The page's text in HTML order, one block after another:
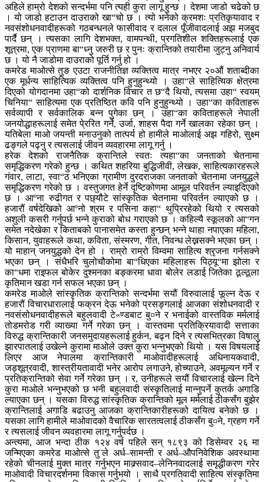
अहिले हाम्रो देशको सन्दर्भमा पनि त्यही कुरा लागू हुन्छ । देशमा जाडो चढेको छ
। यो जाडो हटाउन दाउराको खा“चो छ । त्यो भनेको क्रमशः प्रतिकृयावाद र
नवसंशोधनवादीहरूको गठबन्धनले फासीवाद र दलाल पूँजीवादलाई अझ मजबुद
पार्दै छन् । त्यसका लागि देशभक्त, वामपन्थी, प्रगतिशील शक्तिहरूलाई एक
शूत्रमा, एक प्राणमा बा“ध्नु जरुरी छ र पुनः क्रान्तिको तयारीमा जुट्नु अनिवार्य
छ । यो नै जाडोमा दाउराको पूर्ति गर्नु हो ।
कमरेड माओत्से तुङ एउटा राजनीतिज्ञ व्यक्तित्व मात्र नभएर २०औं शताब्दीका
एक मूर्धन्य साहित्यिक व्यक्तित्व पनि हुनुहुन्थ्यो । उहा“ले साहित्यिक क्षेत्रमा
दिएको योगदानमा उहा“को दार्शनिक विचार त छ“दै थियो, त्यसमा उहा“ स्वयम्
चिनिया“ साहित्यमा एक प्रतिष्ठित कवि पनि हुनुहुन्थ्यो । उहा“का कविताहरू
सर्वव्यापी र सर्वकालिक बन्न पुगेका छन् । उहा“का कविताहरूले नेपाली
जनयोद्धाहरूलाई समेत पे्ररित गर्ने, उर्जा, शाहस पैदा गर्ने खालका रहेका छन् ।
यतिबेला माओ जयन्ती मनाउनुको तात्पर्य हो हामीले माओलाई अझ गहिरो, सुक्ष्म
ढङ्गले पढ्नु र त्यसलाई जीवन व्यवहारमा लागू गर्नु ।
हरेक देशको राजनैतिक क्रान्तिले स्वतः त्यहा“का जनताको चेतनामा
समृद्धिकरण गरेको हुन्छ । कथित शहरिया बुद्धिजीवी, लेखक, साहित्यकारहरूले
गंवार, लाटा, स्वा“ठ भनिएका ग्रामीण दुरदराजका जनताको चेतनामा जनयुद्धले
समृद्धिकरण गरेको छ । वस्तुजगत हेर्ने दृष्टिकोणमा आमूल परिवर्तन ल्याइदिएको
छ । आºना रुढीगत र पछ्यौटे सांस्कृतिक चेतनामा परिवर्तन ल्याएको छ ।
हजारौं वर्षदेखिको आºनो श्रम र पसिना कहा“ थुप्रिरहेको थियो र त्यसको
अशुली कसरी गर्नुपर्छ भन्ने कुराको बोध गराएको छ । कहिल्यै स्कूलको आ“गन
समेत नदेखेका र किताबको पानासमेत कस्ता हुन्छन् भन्ने थाहा नपाएका महिला,
किसान, युवाहरूले कथा, कविता, संस्मरण, गीत, निवन्ध लेख्नसक्ने भएका छन् ।
यो माहान् जनयुद्धको देन हो । राम्रो राम्रो विम्वमा साहित्य श्रृजना गर्नसक्ने
भएका छन् । संधैभरि चुलोचौकोमा बा“धिएका महिलाहरू पिठ्यू“मा झोला र
का“धमा राइफल बोकेर दुश्मनका बङ्करमा धावा बोलेर लडाई जितेका ठूल्ठूला
कृतिमान खडा गर्न सफल भएका छन् ।
कमरेड माओले सांस्कृतिक क्रान्तिको सन्दर्भमा सयौं विरुवालाई फूल्न देऊ र
हजारौं विचारधारालाई फक्रन देऊ भनेको प्रसङ्गलाई आजका संशोधनवादी र
नवसंसोधनवादीहरूले बहुलवादी टे«ण्डबाट बु¤ने र भनाईको वास्तविक मर्मलाई
तोडमरोड गरी व्याख्या गर्ने गरेका छन् । वास्तवमा प्रतिक्रियावादी सत्ताका
विरुद्ध क्रान्तिकारी जनसमुदायहरूलाई हुर्कन, बढ्न दिने र त्यसभित्रका विषालु
झारपातलाई उखेल्ने कुरामा माओले उक्त कुरा भन्नुभएको थियो । यस विषयलाई
लिएर आज नेपालमा क्रान्तिकारी माओवादीहरूलाई अधिनायकवादी,
जड्शूत्रवादी, शास्त्रीयतावादी भनेर आरोप लगाउने, होच्याउने, अवमूल्यन गर्ने र
प्रतिक्रान्तिको सेवा गर्ने गरेका छन् । र, उनीहरूले सयौं विचारलाई खेल्न दिने
कुरा माओले भन्नुभएको छ भनी बहुलवादी संस्कृतिलाई मान्नुपर्ने कुतर्क अगाडि
ल्याएका छन् । यसका विरुद्ध सांस्कृतिक क्रान्तिको मूल मर्मलाई ठीकसँग बुझेर
क्रान्तिलाई अगाडि बढाउनु आजका क्रान्तिकारीहरूको दायित्व बनेको छ ।
यसका लागि हामीले माओवादको वैचारिक सारतत्वलाई ठीकसँग बु¤ने, ग्रहण गर्ने
र त्यसलाई जीवन व्यवहारमा लागू गर्नुपर्दछ ।
अन्त्यमा, आज भन्दा ठीक १२४ वर्ष पहिले सन् १८९३ को डिसेम्वर २६ मा
जन्मिएका कमरेड माओत्से तु¨ले अर्ध–सामन्ती र अर्ध–औपनिवेशिक अवस्थामा
रहेको चीनलाई मुक्त मात्र गर्नुभएन माक्र्सवाद–लेनिनवादलाई समृद्धीकरण गरेर
माओवादी विचारदर्शनमा विकास गर्नुभयो । साथै प्रगतिवादी साहित्य संस्कृतिमा